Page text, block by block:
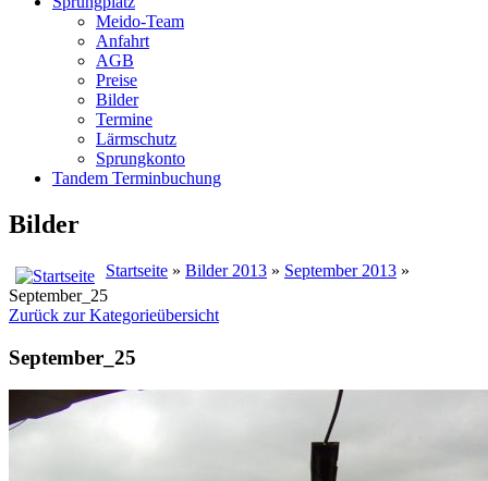
Meido-Team
Anfahrt
AGB
Preise
Bilder
Termine
Lärmschutz
Sprungkonto
Tandem Terminbuchung
Bilder
Startseite » Bilder 2013 » September 2013 »
September_25
Zurück zur Kategorieübersicht
September_25